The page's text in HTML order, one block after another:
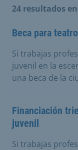
24 resultados
Beca para
Si trabajas
juvenil en la
una beca de la
Financiación
juvenil
Si trabajas